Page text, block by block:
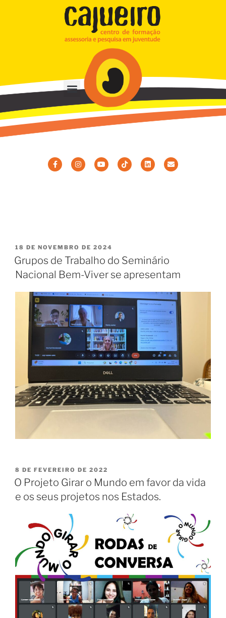
18 DE NOVEMBRO DE 2024
Grupos de Trabalho do Seminário
Nacional Bem-Viver se apresentam
8 DE FEVEREIRO DE 2022
O Projeto Girar o Mundo em favor da vida
e os seus projetos nos Estados.